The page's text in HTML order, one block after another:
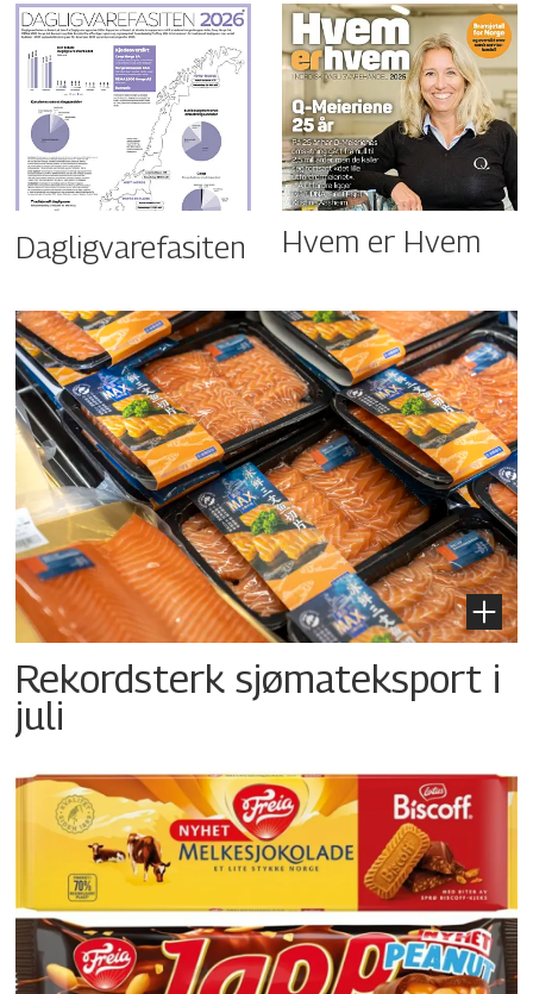
Dagligvarefasiten Hvem er Hvem
Rekordsterk sjømateksport i
juli